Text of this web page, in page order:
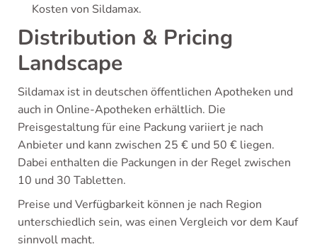
Kosten von Sildamax.
Distribution & Pricing
Landscape
Sildamax ist in deutschen öffentlichen Apotheken und
auch in Online-Apotheken erhältlich. Die
Preisgestaltung für eine Packung variiert je nach
Anbieter und kann zwischen 25 € und 50 € liegen.
Dabei enthalten die Packungen in der Regel zwischen
10 und 30 Tabletten.
Preise und Verfügbarkeit können je nach Region
unterschiedlich sein, was einen Vergleich vor dem Kauf
sinnvoll macht.